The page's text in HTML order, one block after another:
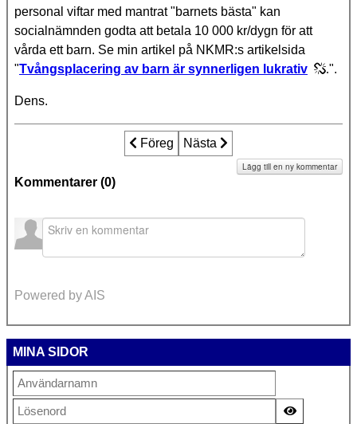
personal viftar med mantrat "barnets bästa" kan
socialnämnden godta att betala 10 000 kr/dygn för att
vårda ett barn. Se min artikel på NKMR:s artikelsida
"Tvångsplacering av barn är synnerligen lukrativ ".
Dens.
Föregående artikel: En berättelse om
Föreg Nästa artikel: Farmors rop på
Nästa
Kommentarer (0)
Lägg till en ny kommentar
Powered by AIS
MINA SIDOR